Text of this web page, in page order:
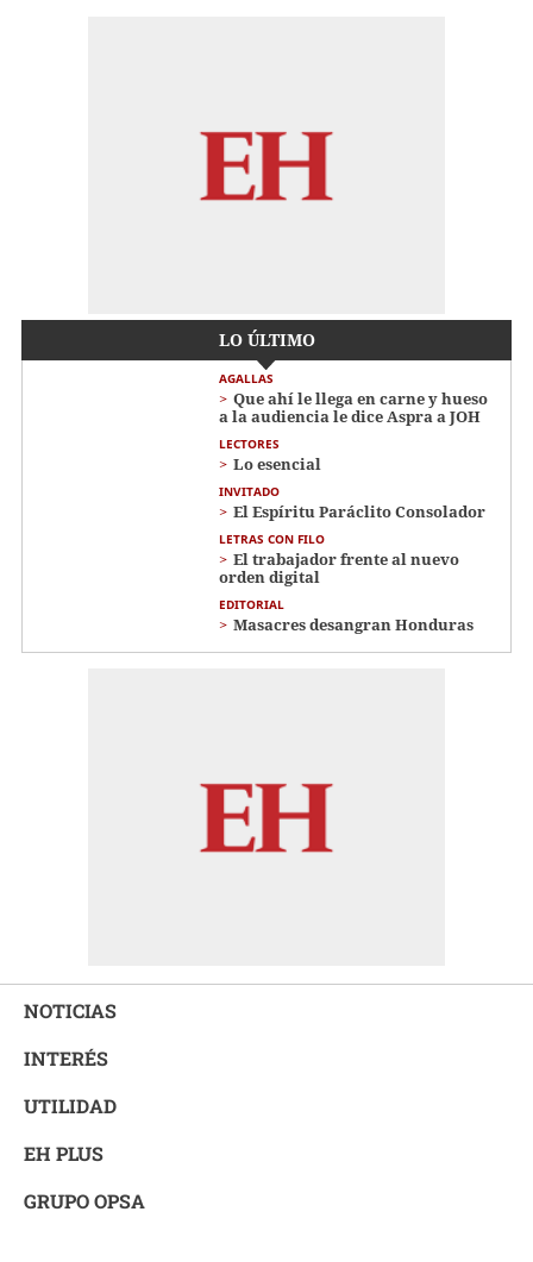
LO ÚLTIMO
AGALLAS
Que ahí le llega en carne y hueso
a la audiencia le dice Aspra a JOH
LECTORES
Lo esencial
INVITADO
El Espíritu Paráclito Consolador
LETRAS CON FILO
El trabajador frente al nuevo
orden digital
EDITORIAL
Masacres desangran Honduras
NOTICIAS
INTERÉS
UTILIDAD
EH PLUS
GRUPO OPSA